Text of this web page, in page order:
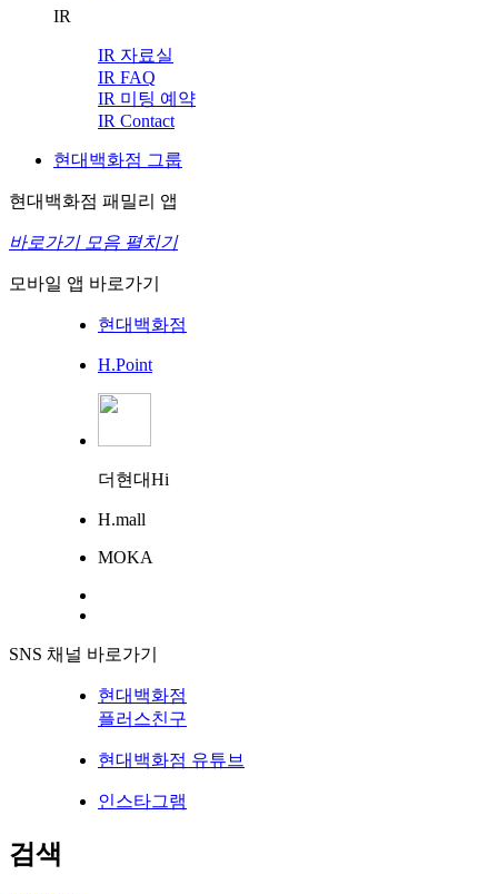
IR
IR 자료실
IR FAQ
IR 미팅 예약
IR Contact
현대백화점 그룹
현대백화점 패밀리 앱
바로가기 모음 펼치기
모바일 앱 바로가기
현대백화점
H.Point
더현대Hi
H.mall
MOKA
SNS 채널 바로가기
현대백화점
플러스친구
현대백화점 유튜브
인스타그램
검색